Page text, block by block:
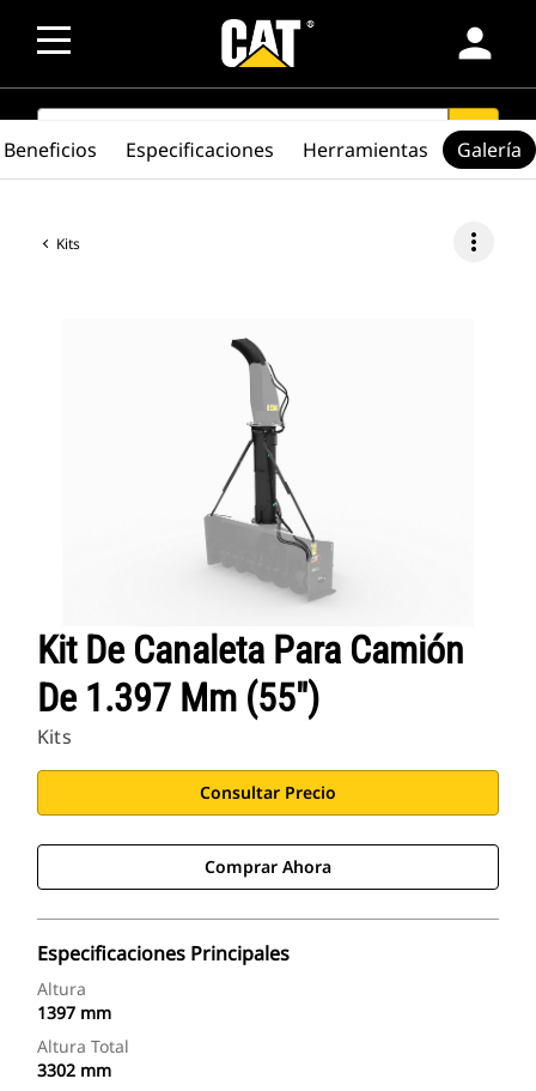
person
SEARCH search
Kits more_vert
Kit De Canaleta Para Camión
De 1.397 Mm (55")
Kits
Consultar Precio
Comprar Ahora
Especificaciones Principales
Altura
1397 mm
Altura Total
3302 mm
Beneficios Especificaciones Herramientas Galería